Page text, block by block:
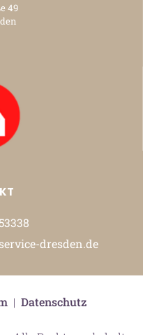
49
dresden.de
| Datenschutz